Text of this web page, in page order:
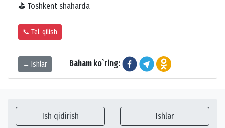
⛳ Toshkent shaharda
📞 Tel. qilish
← Ishlar Baham ko`ring:
Ish qidirish Ishlar